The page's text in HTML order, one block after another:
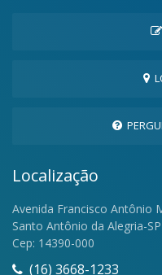
Localização
Avenida Francisco Antônio
Santo Antônio da Alegria-SP
Cep: 14390-000
(16) 3668-1233